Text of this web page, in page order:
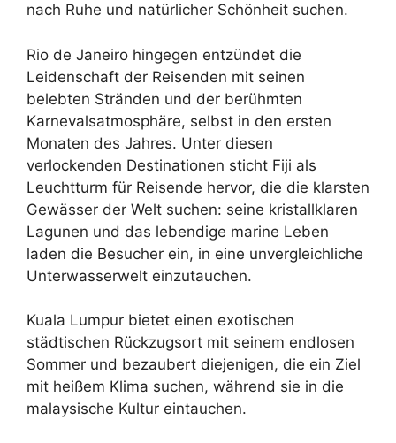
nach Ruhe und natürlicher Schönheit suchen.
Rio de Janeiro hingegen entzündet die
Leidenschaft der Reisenden mit seinen
belebten Stränden und der berühmten
Karnevalsatmosphäre, selbst in den ersten
Monaten des Jahres. Unter diesen
verlockenden Destinationen sticht Fiji als
Leuchtturm für Reisende hervor, die die klarsten
Gewässer der Welt suchen: seine kristallklaren
Lagunen und das lebendige marine Leben
laden die Besucher ein, in eine unvergleichliche
Unterwasserwelt einzutauchen.
Kuala Lumpur bietet einen exotischen
städtischen Rückzugsort mit seinem endlosen
Sommer und bezaubert diejenigen, die ein Ziel
mit heißem Klima suchen, während sie in die
malaysische Kultur eintauchen.